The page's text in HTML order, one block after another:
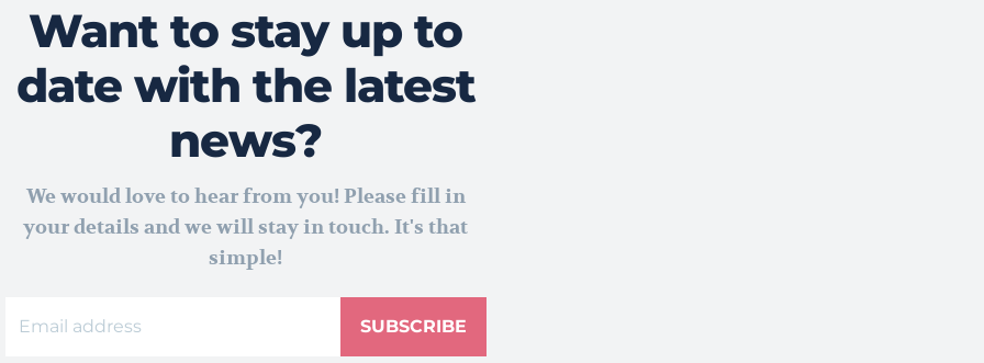
Want to stay up to
date with the latest
news?
We would love to hear from you! Please fill in
your details and we will stay in touch. It's that
simple!
SUBSCRIBE